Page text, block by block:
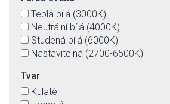
Teplá bílá (3000K)
Neutrální bílá (4000K)
Studená bílá (6000K)
Nastavitelná (2700-6500K)
Tvar
Kulaté